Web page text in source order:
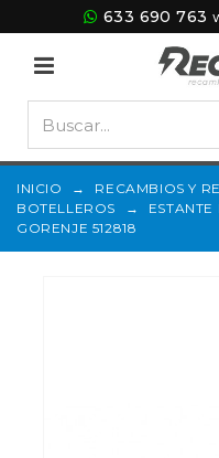
633 690 763
INICIO → RECAMBIOS Y
BOTELLEROS
→
GORENJE 512818